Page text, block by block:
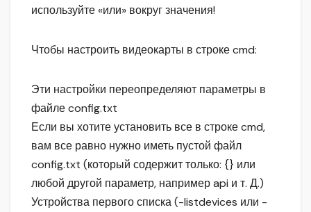
используйте «или» вокруг значения!
Чтобы настроить видеокарты в строке cmd:
Эти настройки переопределяют параметры в
файле config.txt
Если вы хотите установить все в строке cmd,
вам все равно нужно иметь пустой файл
config.txt (который содержит только: {} или
любой другой параметр, например api и т. Д.)
Устройства первого списка (-listdevices или -